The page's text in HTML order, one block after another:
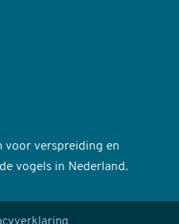
voor verspreiding en
vogels in Nederland.